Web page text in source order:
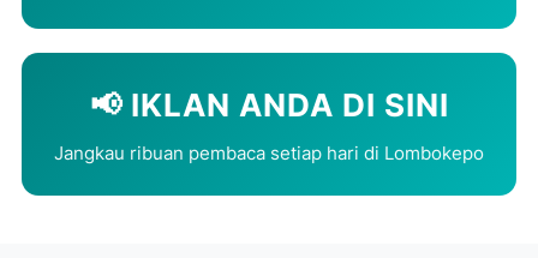
📢 IKLAN ANDA DI SINI
Jangkau ribuan pembaca setiap hari di Lombokepo